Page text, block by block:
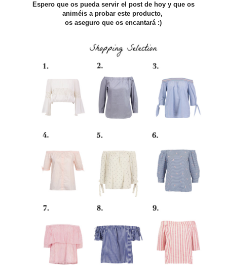
Espero que os pueda servir el post de hoy y que os
animéis a probar este producto,
os aseguro que os encantará :)